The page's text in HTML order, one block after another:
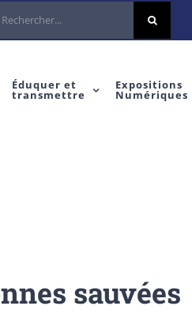
Éduquer et
transmettre
Expositions
Numériques
sauvées